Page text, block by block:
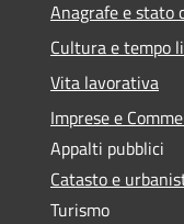
Anagrafe e stato
Cultura e tempo
Vita lavorativa
Imprese e
Appalti pubblici
Catasto e
Turismo